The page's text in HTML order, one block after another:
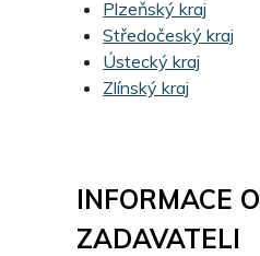
Plzeňský kraj
Středočeský kraj
Ústecký kraj
Zlínský kraj
INFORMACE O
ZADAVATELI